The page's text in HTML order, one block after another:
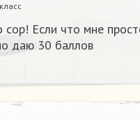
сор! Если что мне
даю 30 баллов​